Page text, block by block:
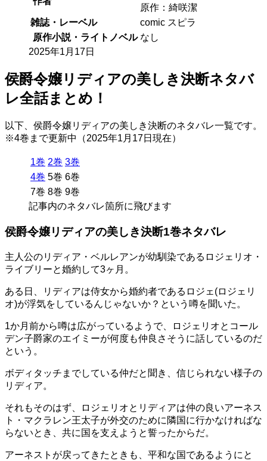
原作：綺咲潔
雑誌・レーベル
comic スピラ
原作小説・ライトノベル なし
2025年1月17日
侯爵令嬢リディアの美しき決断ネタバ
レ全話まとめ！
以下、侯爵令嬢リディアの美しき決断のネタバレ一覧です。
※4巻まで更新中（2025年1月17日現在）
1巻 2巻 3巻
4巻 5巻 6巻
7巻 8巻 9巻
記事内のネタバレ箇所に飛びます
侯爵令嬢リディアの美しき決断1巻ネタバレ
主人公のリディア・ベルレアンが幼馴染であるロジェリオ・
ライブリーと婚約して3ヶ月。
ある日、リディアは侍女から婚約者であるロジェ(ロジェリ
オ)が浮気をしているんじゃないか？という噂を聞いた。
1か月前から噂は広がっているようで、ロジェリオとコール
デン子爵家のエイミーが何度も仲良さそうに話しているのだ
という。
ボディタッチまでしている仲だと聞き、信じられない様子の
リディア。
それもそのはず、ロジェリオとリディアは仲の良いアーネス
ト・マクラレン王太子が外交のために隣国に行かなければな
らないとき、共に国を支えようと誓ったからだ。
アーネストが戻ってきたときも、平和な国であるようにと